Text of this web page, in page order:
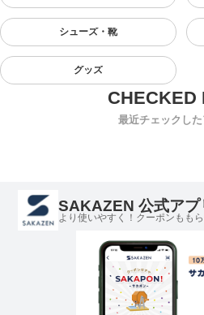
シューズ・靴
グッズ
最近チェックし
SAKAZEN 公式アプ
より使いやすく！クーポンももら